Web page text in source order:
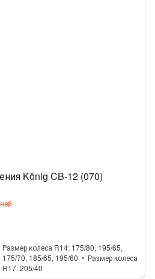
König CB-12 (070)
Размер колеса R14 175/80, 195/65,
175/70, 185/65, 195/60
Размер колеса
R17 205/40